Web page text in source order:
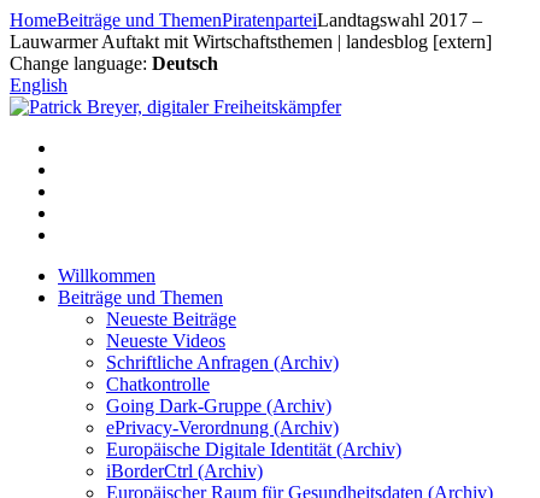
Zum
Inhalt
springen
HomeBeiträge und ThemenPiratenparteiLandtagswahl 2017 –
Lauwarmer Auftakt mit Wirtschaftsthemen | landesblog [extern]
Change language: Deutsch
English
Willkommen
Beiträge und Themen
Neueste Beiträge
Neueste Videos
Schriftliche Anfragen (Archiv)
Chatkontrolle
Going Dark-Gruppe (Archiv)
ePrivacy-Verordnung (Archiv)
Europäische Digitale Identität (Archiv)
iBorderCtrl (Archiv)
Europäischer Raum für Gesundheitsdaten (Archiv)